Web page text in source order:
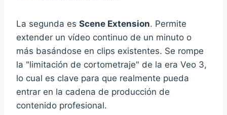
La segunda es Scene Extension. Permite
extender un vídeo continuo de un minuto o
más basándose en clips existentes. Se rompe
la "limitación de cortometraje" de la era Veo 3,
lo cual es clave para que realmente pueda
entrar en la cadena de producción de
contenido profesional.